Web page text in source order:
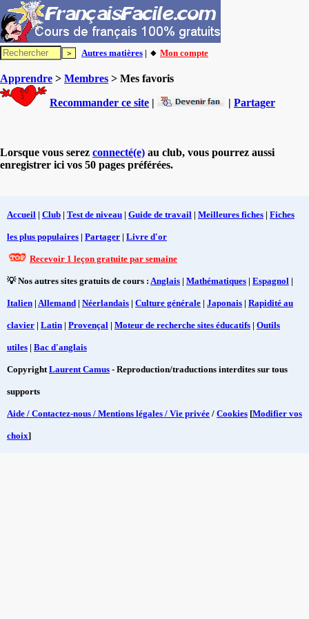
Autres matières | 🔸 Mon compte
Apprendre > Membres > Mes favoris
Recommander ce site | | Partager
Lorsque vous serez connecté(e) au club, vous pourrez aussi
enregistrer ici vos 50 pages préférées.
Accueil | Club | Test de niveau | Guide de travail | Meilleures fiches | Fiches
les plus populaires | Partager | Livre d'or
Recevoir 1 leçon gratuite par semaine
💡 Nos autres sites gratuits de cours : Anglais | Mathématiques | Espagnol |
Italien | Allemand | Néerlandais | Culture générale | Japonais | Rapidité au
clavier | Latin | Provençal | Moteur de recherche sites éducatifs | Outils
utiles | Bac d'anglais
CopyrightLaurent Camus - Reproduction/traductions interdites sur tous
supports
Aide / Contactez-nous / Mentions légales / Vie privée / Cookies [Modifier vos
choix]